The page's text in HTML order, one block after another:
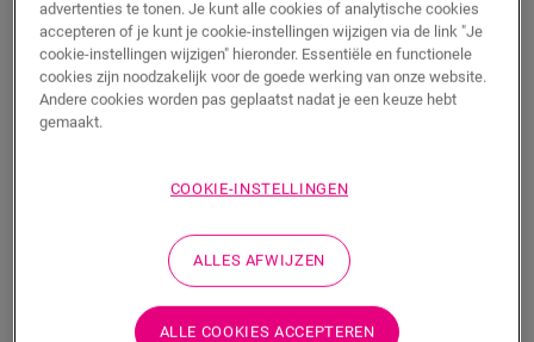
2
biodiversiteit te stimuleren. Dat betekent dat we ze met
zorg moeten behandelen en dan vooral de
traaggroeiende soortenzoals eik. Daarom gebruiken
we deze soorten
snelgroeiende bomen(sparren, rubberbomen …)
advertenties te tonen. Je kunt alle cookies of analytische cookies
accepteren of je kunt je cookie-instellingen wijzigen via de link "Je
cookie-instellingen wijzigen" hieronder. Essentiële en functionele
cookies zijn noodzakelijk voor de goede werking van onze website.
Andere cookies worden pas geplaatst nadat je een keuze hebt
gemaakt.
COOKIE-INSTELLINGEN
ALLES AFWIJZEN
ALLE COOKIES ACCEPTEREN